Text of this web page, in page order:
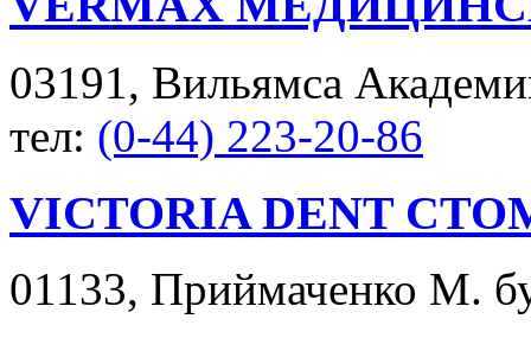
03191, Вильямса
тел: (0-44) 223-20-86
VICTORIA DENT
01133, Приймаченко М.